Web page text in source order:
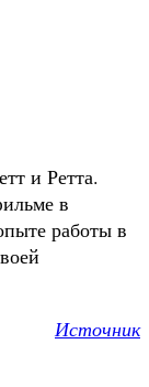
и Ретта.
в
работы в
Источник